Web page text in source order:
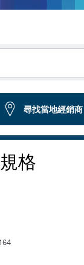
格
公斤，圓繩環
尋找當地經銷商